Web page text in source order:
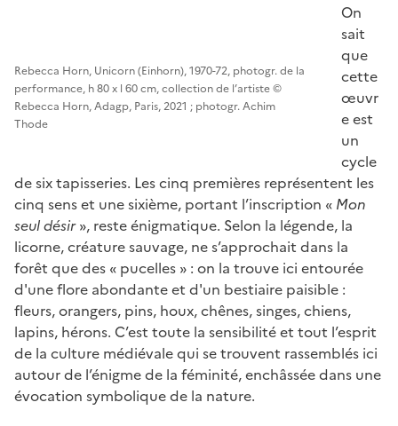
Rebecca Horn, Unicorn (Einhorn), 1970-72, photogr. de la
performance, h 80 x l 60 cm, collection de l’artiste ©
Rebecca Horn, Adagp, Paris, 2021 ; photogr. Achim
Thode
On
sait
que
cette
œuvr
e est
un
cycle
de six tapisseries. Les cinq premières représentent les
cinq sens et une sixième, portant l’inscription « Mon
seul désir», reste énigmatique. Selon la légende, la
licorne, créature sauvage, ne s’approchait dans la
forêt que des « pucelles » : on la trouve ici entourée
d'une flore abondante et d'un bestiaire paisible :
fleurs, orangers, pins, houx, chênes, singes, chiens,
lapins, hérons. C’est toute la sensibilité et tout l’esprit
de la culture médiévale qui se trouvent rassemblés ici
autour de l’énigme de la féminité, enchâssée dans une
évocation symbolique de la nature.